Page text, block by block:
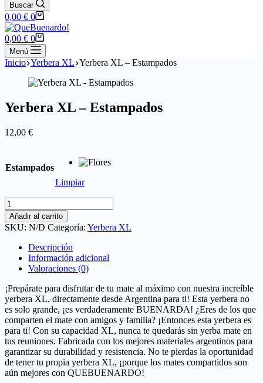
Buscar
Carro
de
compra
0,00 € 0
Carro
de
compra
0,00 € 0
Menú
Inicio Yerbera XL Yerbera XL – Estampados
Yerbera XL – Estampados
12,00 €
Estampados
Limpiar
Yerbera
XL
-
Estampados
cantidad
Añadir al carrito
SKU: N/D Categoría: Yerbera XL
Descripción
Información adicional
Valoraciones (0)
¡Prepárate para disfrutar de tu mate al máximo con nuestra increíble
yerbera XL, directamente desde Argentina para ti! Esta yerbera no
es solo grande, ¡es verdaderamente BUENARDA! ¿Eres de los que
comparten el mate con amigos y familia? ¡Entonces esta yerbera es
para ti! Con su capacidad XL, nunca te quedarás sin yerba mate en
tus reuniones. Fabricada con los mejores materiales argentinos para
garantizar su durabilidad y resistencia. No te pierdas la oportunidad
de tener tu propia yerbera XL, ¡porque los mates compartidos son
aún mejores con QUEBUENARDO!